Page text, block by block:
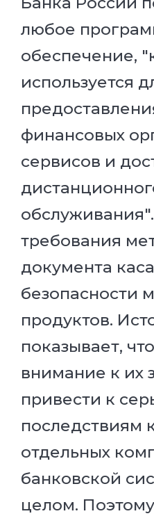
любое
обеспечение,
используется
финансовых
сервисов и
требования
документа
безопасности
продуктов.
показывает,
внимание к их
привести к
последствиям
отдельных
банковской
целом.